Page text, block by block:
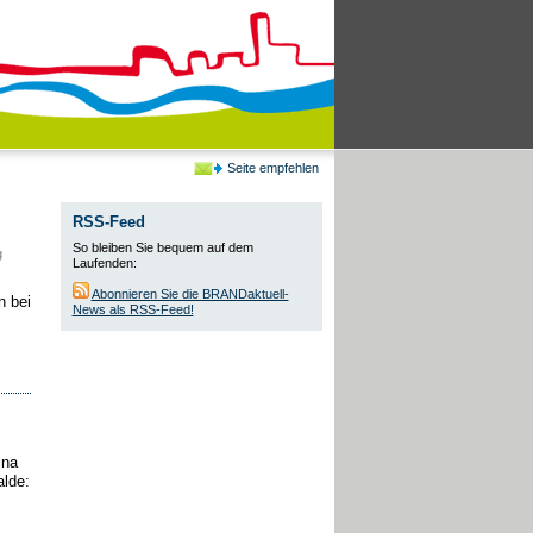
Seite empfehlen
bei
RSS-Feed
So bleiben Sie bequem auf dem
Laufenden:
Abonnieren Sie die BRANDaktuell-
News als RSS-Feed!